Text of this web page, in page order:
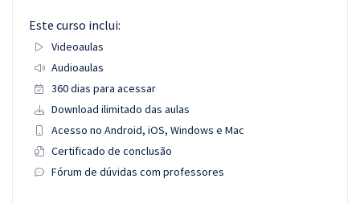
Este curso inclui:
Videoaulas
Audioaulas
360 dias para acessar
Download ilimitado das aulas
Acesso no Android, iOS, Windows e Mac
Certificado de conclusão
Fórum de dúvidas com professores